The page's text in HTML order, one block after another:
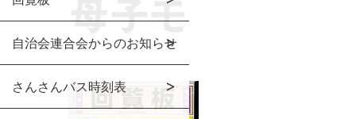
自治会連合会からのお知らせ
さんさんバス時刻表